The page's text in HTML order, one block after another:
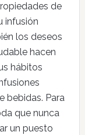
de
infusión
los deseos
hacen
hábitos
bebidas. Para
que nunca
un puesto